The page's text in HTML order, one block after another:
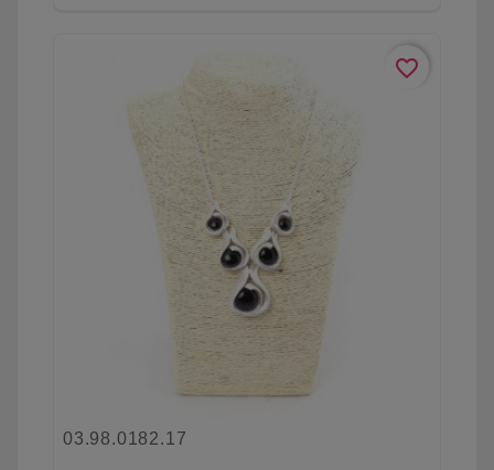
favorite_border
03.98.0182.17